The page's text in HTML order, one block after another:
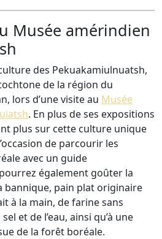
Musée amérindien
des Pekuakamiulnuatsh,
de la région du
lors d’une visite au Musée
. En plus de ses expositions
plus sur cette culture unique
de parcourir les
avec un guide
également goûter la
bannique, pain plat originaire
à la main, de farine sans
et de l’eau, ainsi qu’à une
de la forêt boréale.